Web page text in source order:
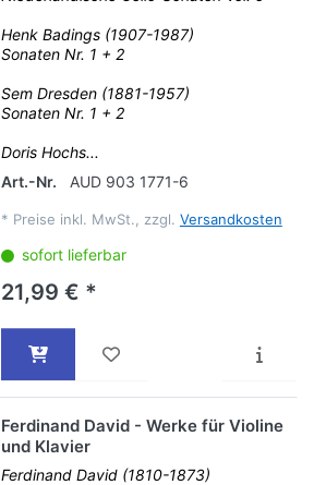
Henk Badings (1907-1987)
Sonaten Nr. 1 + 2
Sem Dresden (1881-1957)
Sonaten Nr. 1 + 2
Doris Hochs...
Art.-Nr.
AUD 903 1771-6
* Preise inkl. MwSt., zzgl. Versandkosten
sofort lieferbar
21,99 € *
Ferdinand David - Werke für Violine
und Klavier
Ferdinand David (1810-1873)